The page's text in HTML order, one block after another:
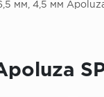
мм, 4,5 мм